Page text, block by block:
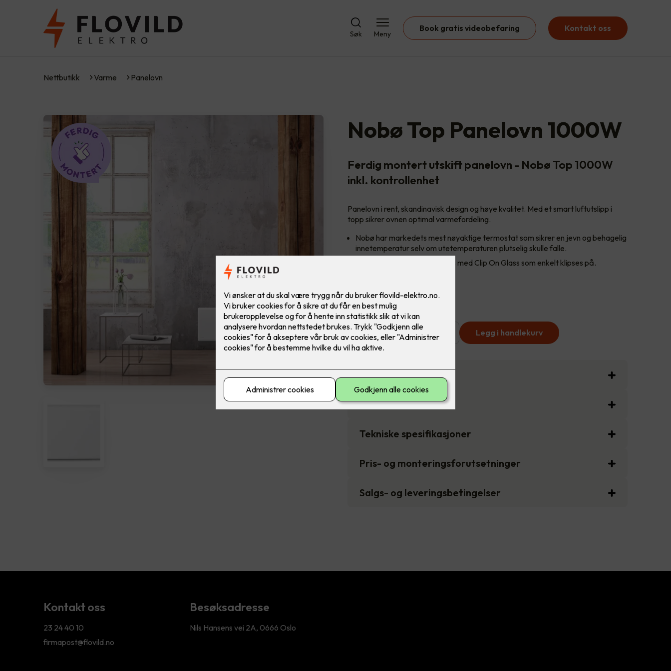
Søk Meny
Book gratis videobefaring Kontakt oss
Nettbutikk Varme Panelovn
Nobø Top Panelovn 1000W
Ferdig montert utskift panelovn - Nobø Top 1000W
inkl. kontrollenhet
Panelovn i rent, skandinavisk design og høye kvalitet. Med et smart luftutslipp i
topp sikrer ovnen optimal varmefordeling.
Nobø har markedets mest nøyaktige termostat som sikrer en jevn og behagelig
innetemperatur selv om utetemperaturen plutselig skulle falle.
Panelovnen kan oppgraderes med Clip On Glass som enkelt klipses på.
3,790,-
Antall - Legg i handlekurv
Pakkens innhold
Beskrivelse
Tekniske spesifikasjoner
Pris- og monteringsforutsetninger
Salgs- og leveringsbetingelser
Kontakt oss
23 24 40 10
firmapost@flovild.no
Besøksadresse
Nils Hansens vei 2A, 0666 Oslo